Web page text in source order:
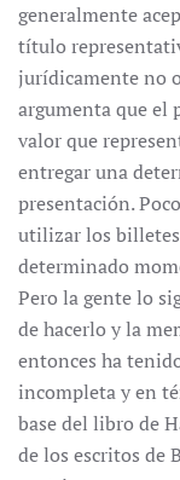
generalmente
título
jurídicamente no
argumenta que el
valor que
entregar una
presentación.
utilizar los
determinado
Pero la gente lo
de hacerlo y la
entonces ha
incompleta y en
base del libro de
de los escritos de